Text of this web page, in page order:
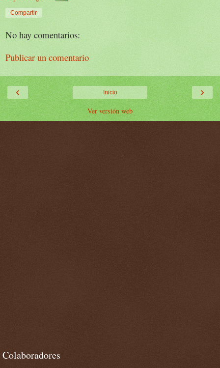
Compartir
No hay comentarios:
Publicar un comentario
‹ ›
Inicio
Ver versión web
Colaboradores